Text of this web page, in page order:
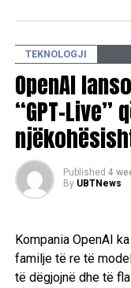
TEKNOLOGJI
OpenAI
“GPT-Live”
Published 4
By UBTNews
Kompania OpenAI
familje të re të
të dëgjojnë dhe të